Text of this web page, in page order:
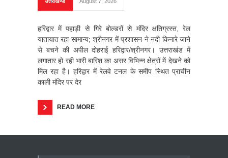
हरिद्वार में पहाड़ी से गिरे बोल्डरों से मंदिर क्षतिग्रस्त, रेल
यातायात रहा सामान्य; श्रीनगर में प्रशासन ने नदी किनारे जाने
से बचने की अपील दोहराई हरिद्वार/श्रीनगर। उत्तराखंड में
लगातार हो रही भारी बारिश का असर विभिन्न क्षेत्रों में देखने को
मिल रहा है। हरिद्वार में रेलवे टनल के समीप स्थित प्राचीन
काली मंदिर पर देर
READ MORE